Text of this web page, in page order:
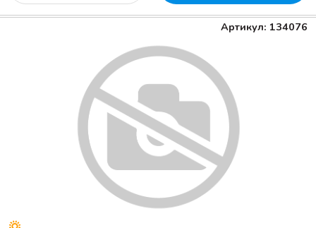
Артикул: 134076